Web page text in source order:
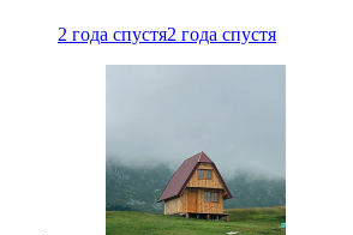
2 года спустя2 года спустя